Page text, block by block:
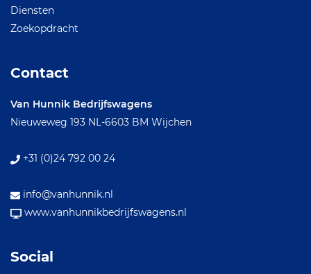
Diensten
Zoekopdracht
Contact
Van Hunnik Bedrijfswagens
Nieuweweg 193 NL-6603 BM Wijchen
+31 (0)24 792 00 24
info@vanhunnik.nl
www.vanhunnikbedrijfswagens.nl
Social